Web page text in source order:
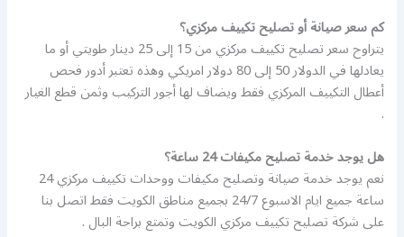
كم سعر صيانة أو تصليح تكييف مركزي؟
يتراوح سعر تصليح تكييف مركزي من 15 إلى 25 دينار طويتي أو ما
يعادلها في الدولار 50 إلى 80 دولار امريكي وهذه تعتبر أدور فحص
أعطال التكييف المركزي فقط ويضاف لها أجور التركيب وثمن قطع الغيار
.
هل يوجد خدمة تصليح مكيفات 24 ساعة؟
نعم يوجد خدمة صيانة وتصليح مكيفات ووحدات تكييف مركزي 24
ساعة جميع ايام الاسبوع 24/7 بجميع مناطق الكويت فقط اتصل بنا
على شركة تصليح تكييف مركزي الكويت وتمتع براحة البال .